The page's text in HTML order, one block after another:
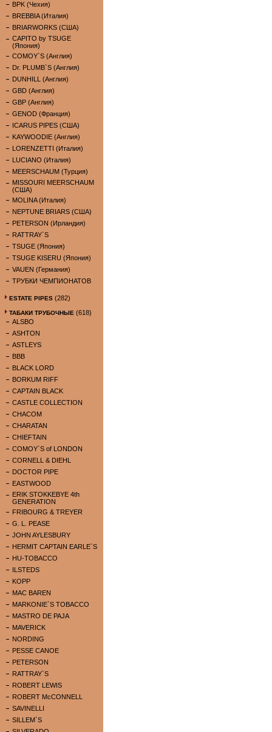
BPK (Чехия)
BREBBIA (Италия)
BRIARWORKS (США)
CAPITO by TSUGE
(Япония)
COMOY`S (Англия)
Dr. PLUMB`S (Англия)
DUNHILL (Англия)
GBD (Англия)
GBP (Англия)
GENOD (Франция)
ICARUS PIPES (США)
KAYWOODIE (Англия)
LORENZETTI (Италия)
LUCIANO (Италия)
MEERSCHAUM (Турция)
MISSOURI MEERSCHAUM
(США)
MOLINA (Италия)
NEPTUNE BRIARS (США)
PETERSON (Ирландия)
RATTRAY`S
TSUGE (Япония)
TSUGE KISERU (Япония)
VAUEN (Германия)
ТРУБКИ ЧЕМПИОНАТОВ
ESTATE PIPES (282)
ТАБАКИ ТРУБОЧНЫЕ (618)
ALSBO
ASHTON
ASTLEYS
BBB
BLACK LORD
BORKUM RIFF
CAPTAIN BLACK
CASTLE COLLECTION
CHACOM
CHARATAN
CHIEFTAIN
COMOY`S of LONDON
CORNELL & DIEHL
DOCTOR PIPE
EASTWOOD
ERIK STOKKEBYE 4th
GENERATION
FRIBOURG & TREYER
G. L. PEASE
JOHN AYLESBURY
HERMIT CAPTAIN EARLE`S
HU-TOBACCO
ILSTEDS
KOPP
MAC BAREN
MARKONIE`S TOBACCO
MASTRO DE PAJA
MAVERICK
NORDING
PESSE CANOE
PETERSON
RATTRAY`S
ROBERT LEWIS
ROBERT McCONNELL
SAVINELLI
SILLEM`S